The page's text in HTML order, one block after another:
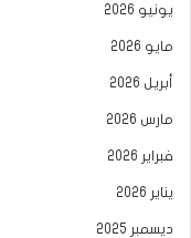
يونيو 2026
مايو 2026
أبريل 2026
مارس 2026
فبراير 2026
يناير 2026
ديسمبر 2025